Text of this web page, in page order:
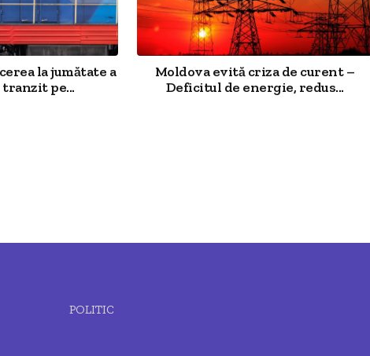
la jumătate a
pe...
Moldova evită criza de curent –
Deficitul de energie, redus...
POLITIC